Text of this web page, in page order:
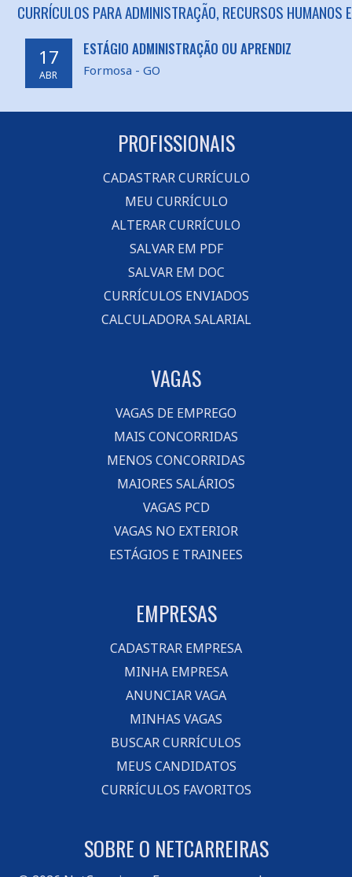
CURRÍCULOS PARA ADMINISTRAÇÃO, RECURSOS HUMANOS
17
ABR
ESTÁGIO ADMINISTRAÇÃO OU APRENDIZ
Formosa - GO
PROFISSIONAIS
CADASTRAR CURRÍCULO
MEU CURRÍCULO
ALTERAR CURRÍCULO
SALVAR EM PDF
SALVAR EM DOC
CURRÍCULOS ENVIADOS
CALCULADORA SALARIAL
VAGAS
VAGAS DE EMPREGO
MAIS CONCORRIDAS
MENOS CONCORRIDAS
MAIORES SALÁRIOS
VAGAS PCD
VAGAS NO EXTERIOR
ESTÁGIOS E TRAINEES
EMPRESAS
CADASTRAR EMPRESA
MINHA EMPRESA
ANUNCIAR VAGA
MINHAS VAGAS
BUSCAR CURRÍCULOS
MEUS CANDIDATOS
CURRÍCULOS FAVORITOS
SOBRE O NETCARREIRAS